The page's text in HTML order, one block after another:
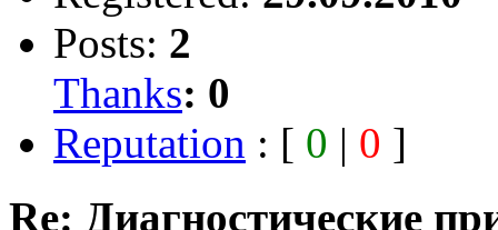
Posts: 2
Thanks: 0
Reputation : [ 0 | 0 ]
Re: Диагностические